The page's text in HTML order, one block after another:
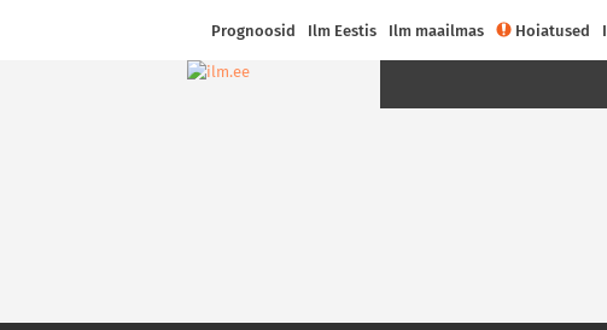
Prognoosid Ilm Eestis Ilm maailmas Hoiatused